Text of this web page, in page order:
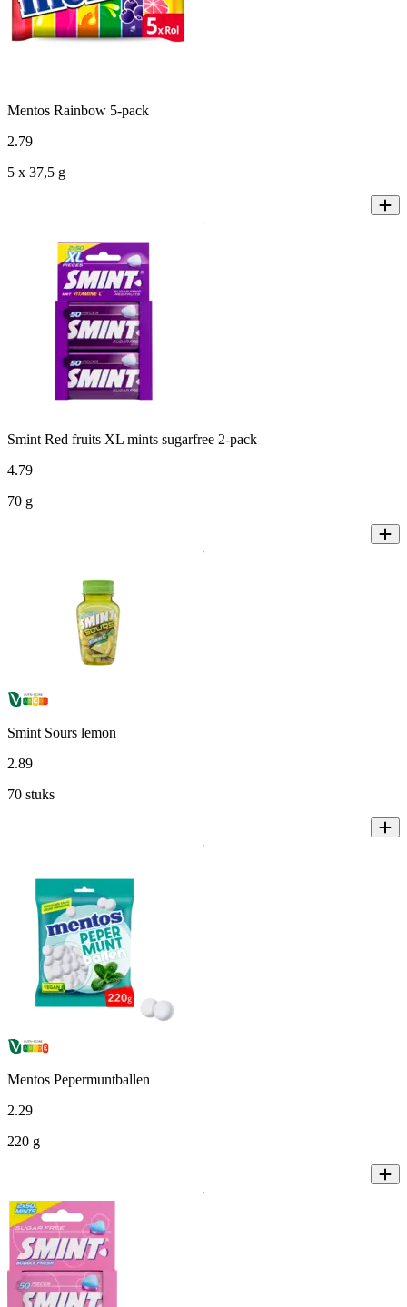
Mentos Rainbow 5-pack
2.79
5 x 37,5 g
Smint Red fruits XL mints sugarfree 2-pack
4.79
70 g
Smint Sours lemon
2.89
70 stuks
Mentos Pepermuntballen
2.29
220 g